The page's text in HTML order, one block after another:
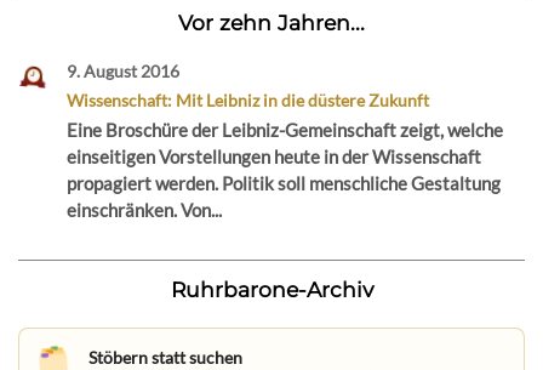
Vor zehn Jahren...
9. August 2016
Wissenschaft: Mit Leibniz in die düstere Zukunft
Eine Broschüre der Leibniz-Gemeinschaft zeigt, welche
einseitigen Vorstellungen heute in der Wissenschaft
propagiert werden. Politik soll menschliche Gestaltung
einschränken. Von...
Ruhrbarone-Archiv
Stöbern statt suchen